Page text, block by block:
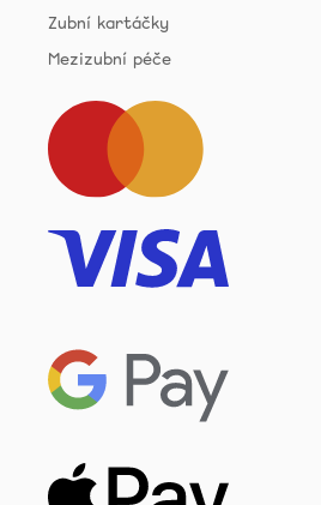
Zubní kartáčky
Mezizubní péče